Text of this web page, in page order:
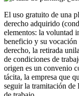
El uso gratuito de una
derecho adquirido
elementos: la voluntad
beneficio y su vocación
derecho, la retirada
de condiciones de
origen es un convenio
tácita, la empresa que
seguir la tramitación de